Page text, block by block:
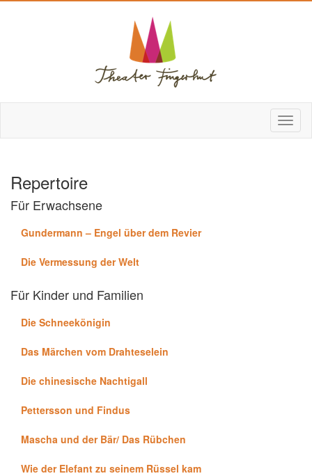
Repertoire
Für Erwachsene
Gundermann – Engel über dem Revier
Die Vermessung der Welt
Für Kinder und Familien
Die Schneekönigin
Das Märchen vom Drahteselein
Die chinesische Nachtigall
Pettersson und Findus
Mascha und der Bär/ Das Rübchen
Wie der Elefant zu seinem Rüssel kam